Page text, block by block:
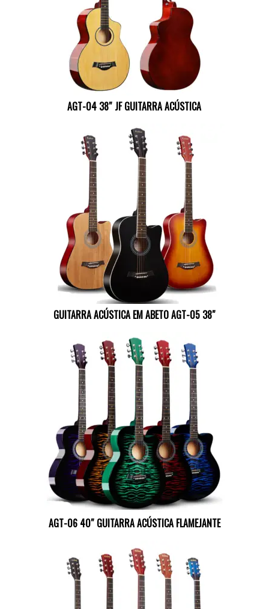
AGT-04 38″ JF GUITARRA ACÚSTICA
GUITARRA ACÚSTICA EM ABETO AGT-05 38″
AGT-06 40″ GUITARRA ACÚSTICA FLAMEJANTE